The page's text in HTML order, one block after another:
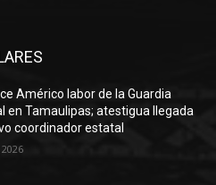
Américo labor de la Guardia
en Tamaulipas; atestigua llegada
coordinador estatal